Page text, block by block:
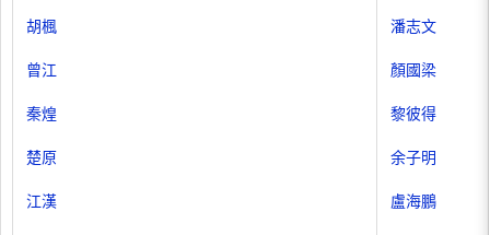
胡楓
曾江
秦煌
楚原
江漢
潘志文
顏國梁
黎彼得
余子明
盧海鵬